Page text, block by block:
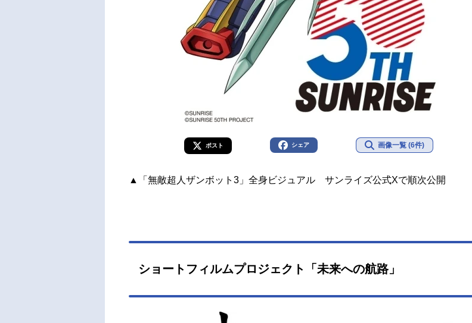
ポスト シェア 画像一覧 (6件)
▲「無敵超人ザンボット3」全身ビジュアル サンライズ公式Xで順次公開
ショートフィルムプロジェクト「未来への航路」